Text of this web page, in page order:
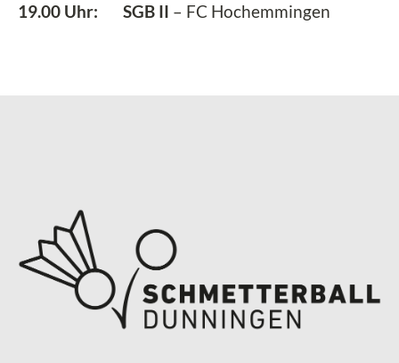
19.00 Uhr: SGB II – FC Hochemmingen